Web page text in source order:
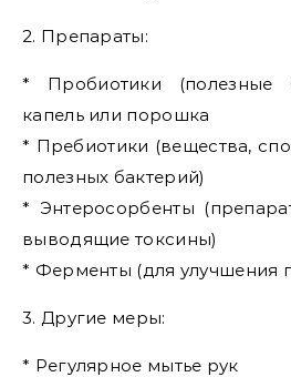
2. Препараты:
* Пробиотики (полезные
капель или порошка
* Пребиотики (вещества,
полезных бактерий)
* Энтеросорбенты
выводящие токсины)
* Ферменты (для улучшения
3. Другие меры:
* Регулярное мытье рук